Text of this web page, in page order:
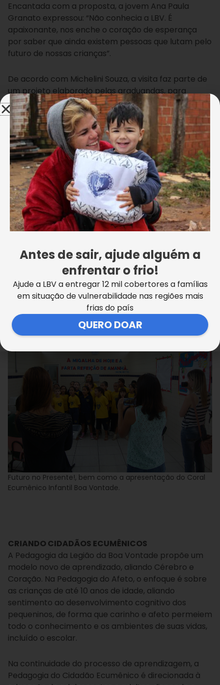
Encantada com a proposta, a jovem Ana Paula
Granato expressou: “Não conhecia a LBV. É
apaixonante, nos enche o coração de esperança
por saber que ainda existem pessoas que lutam pelo
futuro de nossas crianças”.
De acordo com Michelini Souza, a visita faz parte de
um projeto elaborado pelas graduandas, para
apresentação de portifólio em sala de
aula. “Parabéns a LBV, porque desenvolve um
trabalho especial. Obrigada por prestarem esse
auxílio tão maravilhoso”, ressaltou.
LEIA TAMBÉM
+
Na LBV, crianças e adolescentes discutem o
respeito às diferenças
+
Atividades lúdicas promovem socialização e
divertem crianças atendidas
Ao final da visita, as visitantes foram homenageadas
com um contagiante pique-pique Legionário. “O
carinho e a dedicação que podemos perceber
aqui transmite amor em todos os aspectos”, disse
Futuro no Presente!, bem como a apresentação do Coral
Ecumênico Infantil Boa Vontade.
CRIANDO CIDADÃOS ECUMÊNICOS
A Pedagogia da Legião da Boa Vontade propõe um
modelo novo de aprendizado, aliando Cérebro e
Coração. Na Pedagogia do Afeto, o enfoque é sobre
as crianças de até 10 anos de idade, aliando
sentimento ao desenvolvimento cognitivo dos
pequeninos, de forma que carinho e afeto permeiem
todo o conhecimento e os ambientes de suas vidas,
incluído o escolar.
Na continuidade do processo de aprendizagem, a
Pedagogia do Cidadão Ecumênico é direcionada à
Antes de sair, ajude alguém a
enfrentar o frio!
Ajude a LBV a entregar 12 mil cobertores a famílias
em situação de vulnerabilidade nas regiões mais
frias do país
QUERO DOAR